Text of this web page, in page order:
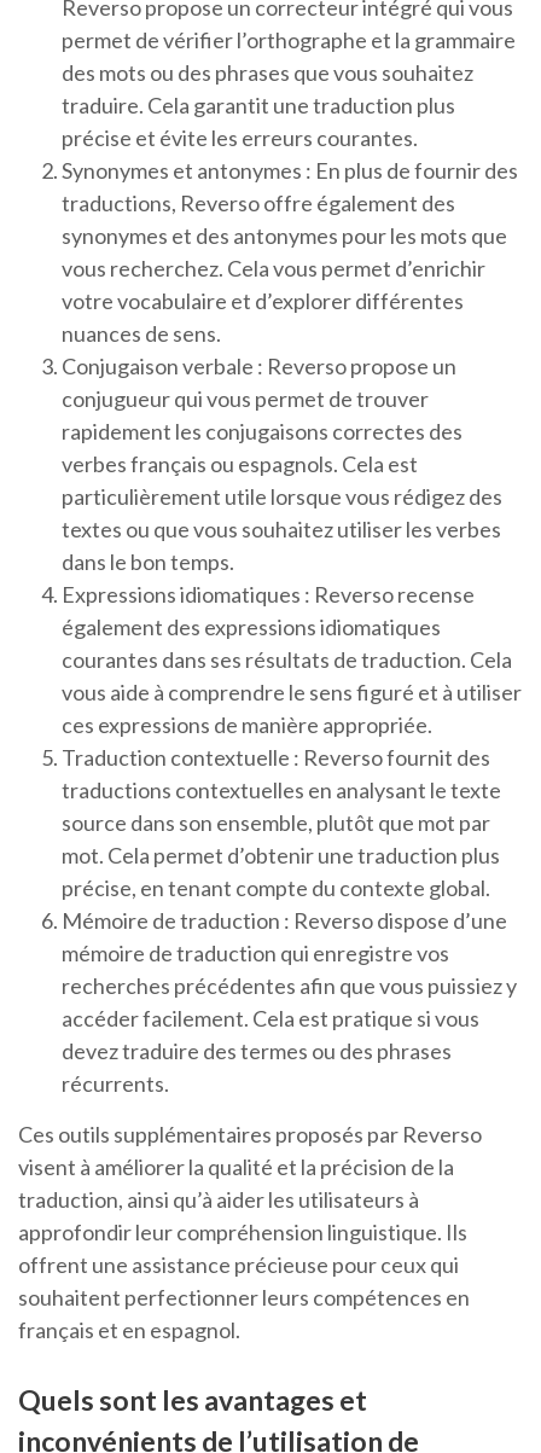
Reverso propose un correcteur intégré qui vous
permet de vérifier l’orthographe et la grammaire
des mots ou des phrases que vous souhaitez
traduire. Cela garantit une traduction plus
précise et évite les erreurs courantes.
Synonymes et antonymes : En plus de fournir des
traductions, Reverso offre également des
synonymes et des antonymes pour les mots que
vous recherchez. Cela vous permet d’enrichir
votre vocabulaire et d’explorer différentes
nuances de sens.
Conjugaison verbale : Reverso propose un
conjugueur qui vous permet de trouver
rapidement les conjugaisons correctes des
verbes français ou espagnols. Cela est
particulièrement utile lorsque vous rédigez des
textes ou que vous souhaitez utiliser les verbes
dans le bon temps.
Expressions idiomatiques : Reverso recense
également des expressions idiomatiques
courantes dans ses résultats de traduction. Cela
vous aide à comprendre le sens figuré et à utiliser
ces expressions de manière appropriée.
Traduction contextuelle : Reverso fournit des
traductions contextuelles en analysant le texte
source dans son ensemble, plutôt que mot par
mot. Cela permet d’obtenir une traduction plus
précise, en tenant compte du contexte global.
Mémoire de traduction : Reverso dispose d’une
mémoire de traduction qui enregistre vos
recherches précédentes afin que vous puissiez y
accéder facilement. Cela est pratique si vous
devez traduire des termes ou des phrases
récurrents.
Ces outils supplémentaires proposés par Reverso
visent à améliorer la qualité et la précision de la
traduction, ainsi qu’à aider les utilisateurs à
approfondir leur compréhension linguistique. Ils
offrent une assistance précieuse pour ceux qui
souhaitent perfectionner leurs compétences en
français et en espagnol.
Quels sont les avantages et
inconvénients de l’utilisation de